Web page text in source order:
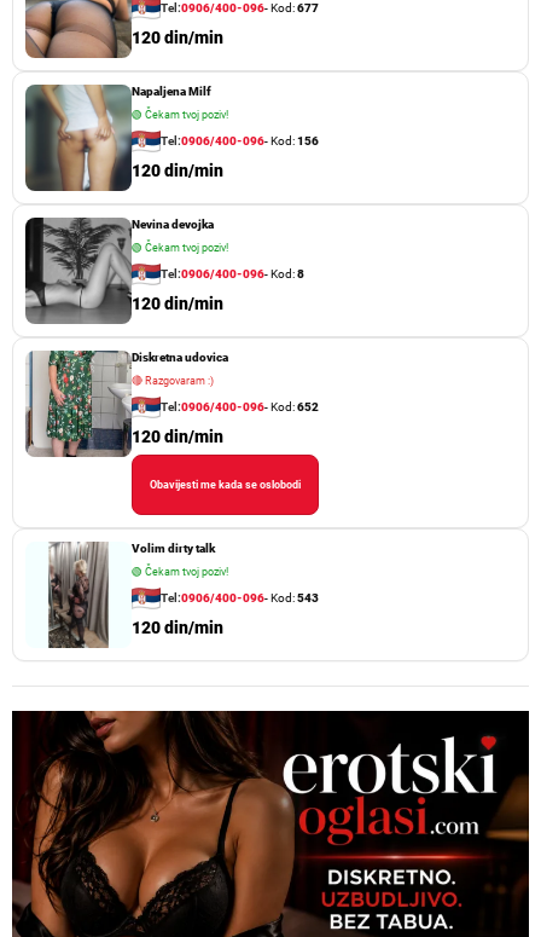
Tel:0906/400-096- Kod:677
120 din/min
Napaljena Milf
🟢 Čekam tvoj poziv!
Tel:0906/400-096- Kod:156
120 din/min
Nevina devojka
🟢 Čekam tvoj poziv!
Tel:0906/400-096- Kod:8
120 din/min
Diskretna udovica
🔴Razgovaram :)
Tel:0906/400-096- Kod:652
120 din/min
Obavijesti me kada se oslobodi
Volim dirty talk
🟢 Čekam tvoj poziv!
Tel:0906/400-096- Kod:543
120 din/min